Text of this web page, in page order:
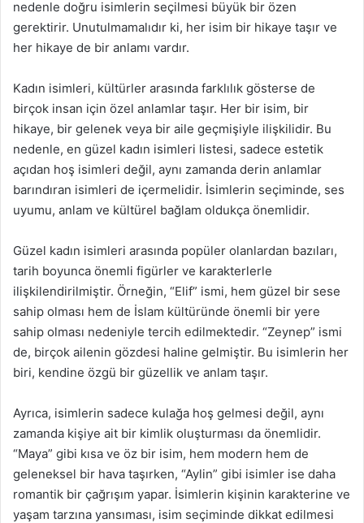
nedenle doğru isimlerin seçilmesi büyük bir özen
gerektirir. Unutulmamalıdır ki, her isim bir hikaye taşır ve
her hikaye de bir anlamı vardır.
Kadın isimleri, kültürler arasında farklılık gösterse de
birçok insan için özel anlamlar taşır. Her bir isim, bir
hikaye, bir gelenek veya bir aile geçmişiyle ilişkilidir. Bu
nedenle, en güzel kadın isimleri listesi, sadece estetik
açıdan hoş isimleri değil, aynı zamanda derin anlamlar
barındıran isimleri de içermelidir. İsimlerin seçiminde, ses
uyumu, anlam ve kültürel bağlam oldukça önemlidir.
Güzel kadın isimleri arasında popüler olanlardan bazıları,
tarih boyunca önemli figürler ve karakterlerle
ilişkilendirilmiştir. Örneğin, “Elif” ismi, hem güzel bir sese
sahip olması hem de İslam kültüründe önemli bir yere
sahip olması nedeniyle tercih edilmektedir. “Zeynep” ismi
de, birçok ailenin gözdesi haline gelmiştir. Bu isimlerin her
biri, kendine özgü bir güzellik ve anlam taşır.
Ayrıca, isimlerin sadece kulağa hoş gelmesi değil, aynı
zamanda kişiye ait bir kimlik oluşturması da önemlidir.
“Maya” gibi kısa ve öz bir isim, hem modern hem de
geleneksel bir hava taşırken, “Aylin” gibi isimler ise daha
romantik bir çağrışım yapar. İsimlerin kişinin karakterine ve
yaşam tarzına yansıması, isim seçiminde dikkat edilmesi